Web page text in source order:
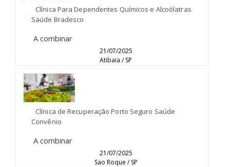
Clínica Para Dependentes Químicos e Alcoólatras
Saúde Bradesco
A combinar
21/07/2025
Atibaia / SP
Clínica de Recuperação Porto Seguro Saúde
Convênio
A combinar
21/07/2025
Sao Roque / SP